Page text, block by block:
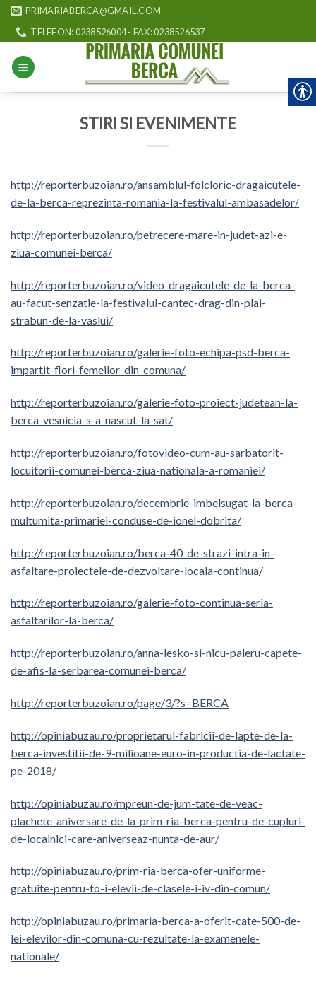
Skip
content
PRIMARIABERCA@GMAIL.COM
TELEFON: 0238526004 - FAX: 0238526537
STIRI SI EVENIMENTE
http://reporterbuzoian.ro/ansamblul-folcloric-dragaicutele-
de-la-berca-reprezinta-romania-la-festivalul-ambasadelor/
http://reporterbuzoian.ro/petrecere-mare-in-judet-azi-e-
ziua-comunei-berca/
http://reporterbuzoian.ro/video-dragaicutele-de-la-berca-
au-facut-senzatie-la-festivalul-cantec-drag-din-plai-
strabun-de-la-vaslui/
http://reporterbuzoian.ro/galerie-foto-echipa-psd-berca-
impartit-flori-femeilor-din-comuna/
http://reporterbuzoian.ro/galerie-foto-proiect-judetean-la-
berca-vesnicia-s-a-nascut-la-sat/
http://reporterbuzoian.ro/fotovideo-cum-au-sarbatorit-
locuitorii-comunei-berca-ziua-nationala-a-romaniei/
http://reporterbuzoian.ro/decembrie-imbelsugat-la-berca-
multumita-primariei-conduse-de-ionel-dobrita/
http://reporterbuzoian.ro/berca-40-de-strazi-intra-in-
asfaltare-proiectele-de-dezvoltare-locala-continua/
http://reporterbuzoian.ro/galerie-foto-continua-seria-
asfaltarilor-la-berca/
http://reporterbuzoian.ro/anna-lesko-si-nicu-paleru-capete-
de-afis-la-serbarea-comunei-berca/
http://reporterbuzoian.ro/page/3/?s=BERCA
http://opiniabuzau.ro/proprietarul-fabricii-de-lapte-de-la-
berca-investitii-de-9-milioane-euro-in-productia-de-lactate-
pe-2018/
http://opiniabuzau.ro/mpreun-de-jum-tate-de-veac-
plachete-aniversare-de-la-prim-ria-berca-pentru-de-cupluri-
de-localnici-care-aniverseaz-nunta-de-aur/
http://opiniabuzau.ro/prim-ria-berca-ofer-uniforme-
gratuite-pentru-to-i-elevii-de-clasele-i-iv-din-comun/
http://opiniabuzau.ro/primaria-berca-a-oferit-cate-500-de-
lei-elevilor-din-comuna-cu-rezultate-la-examenele-
nationale/